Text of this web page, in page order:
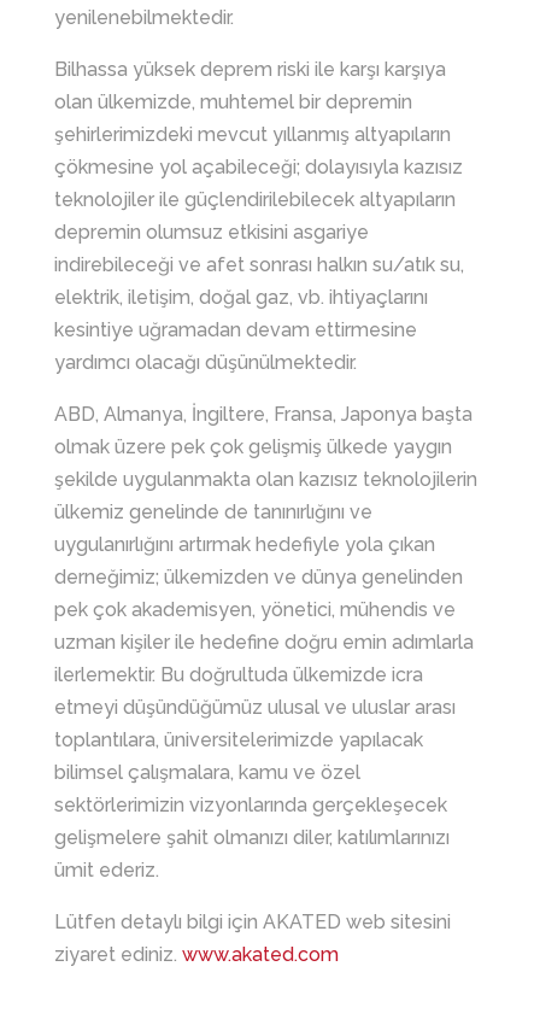
yenilenebilmektedir.
Bilhassa yüksek deprem riski ile karşı karşıya
olan ülkemizde, muhtemel bir depremin
şehirlerimizdeki mevcut yıllanmış altyapıların
çökmesine yol açabileceği; dolayısıyla kazısız
teknolojiler ile güçlendirilebilecek altyapıların
depremin olumsuz etkisini asgariye
indirebileceği ve afet sonrası halkın su/atık su,
elektrik, iletişim, doğal gaz, vb. ihtiyaçlarını
kesintiye uğramadan devam ettirmesine
yardımcı olacağı düşünülmektedir.
ABD, Almanya, İngiltere, Fransa, Japonya başta
olmak üzere pek çok gelişmiş ülkede yaygın
şekilde uygulanmakta olan kazısız teknolojilerin
ülkemiz genelinde de tanınırlığını ve
uygulanırlığını artırmak hedefiyle yola çıkan
derneğimiz; ülkemizden ve dünya genelinden
pek çok akademisyen, yönetici, mühendis ve
uzman kişiler ile hedefine doğru emin adımlarla
ilerlemektir. Bu doğrultuda ülkemizde icra
etmeyi düşündüğümüz ulusal ve uluslar arası
toplantılara, üniversitelerimizde yapılacak
bilimsel çalışmalara, kamu ve özel
sektörlerimizin vizyonlarında gerçekleşecek
gelişmelere şahit olmanızı diler, katılımlarınızı
ümit ederiz.
Lütfen detaylı bilgi için AKATED web sitesini
ziyaret ediniz. www.akated.com